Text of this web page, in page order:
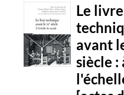
Détail
document
Le livre
avant
siècle :